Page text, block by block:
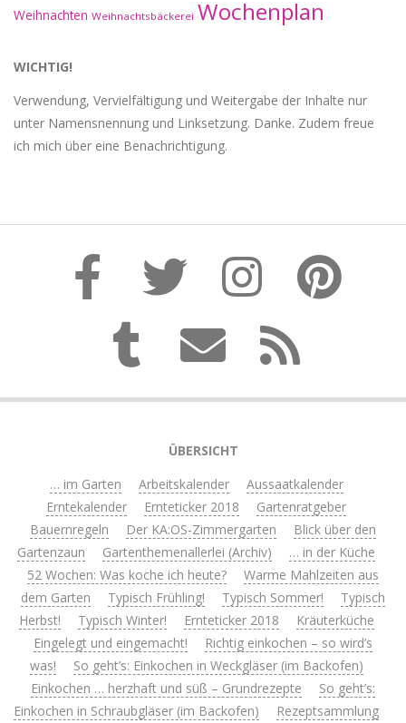
Weihnachten Weihnachtsbäckerei Wochenplan
WICHTIG!
Verwendung, Vervielfältigung und Weitergabe der Inhalte nur
unter Namensnennung und Linksetzung. Danke. Zudem freue
ich mich über eine Benachrichtigung.
ÜBERSICHT
… im Garten
Arbeitskalender
Aussaatkalender
Erntekalender
Ernteticker 2018
Gartenratgeber
Bauernregeln
Der KA:OS-Zimmergarten
Blick über den
Gartenzaun
Gartenthemenallerlei (Archiv)
… in der Küche
52 Wochen: Was koche ich heute?
Warme Mahlzeiten aus
dem Garten
Typisch Frühling! Typisch Sommer!
Typisch
Herbst!
Typisch Winter! Ernteticker 2018
Kräuterküche
Eingelegt und eingemacht!
Richtig einkochen – so wird’s
was!
So geht’s: Einkochen in Weckgläser (im Backofen)
Einkochen … herzhaft und süß – Grundrezepte
So geht’s:
Einkochen in Schraubgläser (im Backofen)
Rezeptsammlung